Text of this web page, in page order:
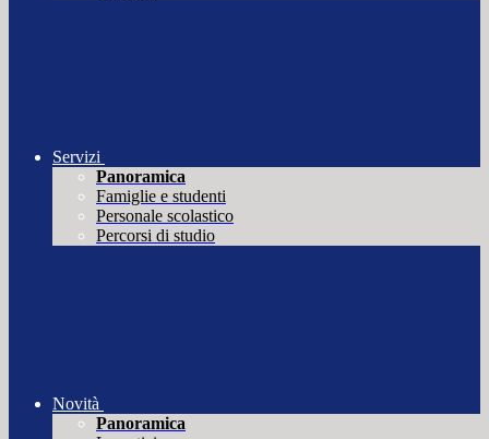
Servizi
Panoramica
Famiglie e studenti
Personale scolastico
Percorsi di studio
Novità
Panoramica